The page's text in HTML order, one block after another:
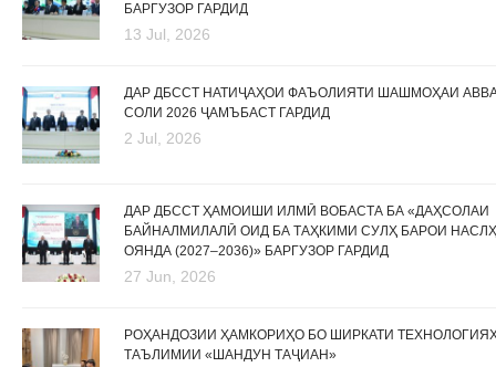
БАРГУЗОР ГАРДИД
13 Jul, 2026
ДАР ДБССТ НАТИҶАҲОИ ФАЪОЛИЯТИ ШАШМОҲАИ
СОЛИ 2026 ҶАМЪБАСТ ГАРДИД
2 Jul, 2026
ДАР ДБССТ ҲАМОИШИ ИЛМӢ ВОБАСТА БА «ДАҲСОЛАИ
БАЙНАЛМИЛАЛӢ ОИД БА ТАҲКИМИ СУЛҲ БАРОИ
ОЯНДА (2027–2036)» БАРГУЗОР ГАРДИД
27 Jun, 2026
РОҲАНДОЗИИ ҲАМКОРИҲО БО ШИРКАТИ
ТАЪЛИМИИ «ШАНДУН ТАҶИАН»